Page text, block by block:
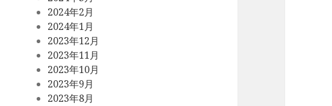
2024年2月
2024年1月
2023年12月
2023年11月
2023年10月
2023年9月
2023年8月